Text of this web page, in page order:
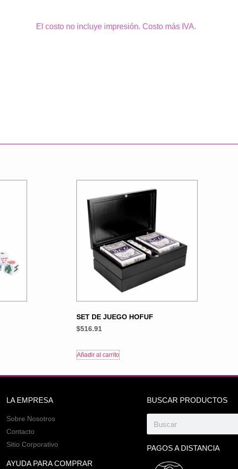
El costo no incluye impresión. Costo más IVA.
SET DE JUEGO HOFUF
$516.91
Añadir al carrito
LA EMPRESA
Sobre Nosotros
Contacto
Sitio Corporativo
AYUDA PARA COMPRAR
BUSCAR PRODUCTOS
PAGOS A DISTANCIA